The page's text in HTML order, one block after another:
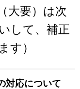
大要）は次
して、補正
す）
対応について